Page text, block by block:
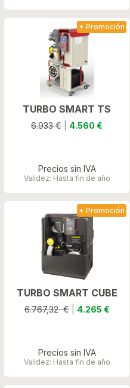
TURBO SMART TS
6.933 € 4.560 €
Precios sin IVA
Validez: Hasta fin de año
+ Promoción
TURBO SMART CUBE
6.767,32 €| 4.265 €
Precios sin IVA
Validez: Hasta fin de año
+ Promoción